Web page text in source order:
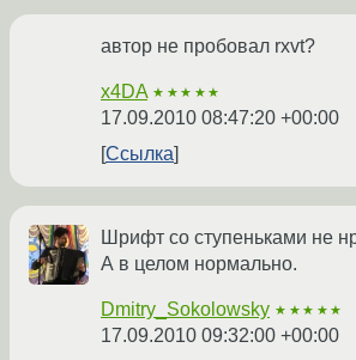
автор не пробовал rxvt?
x4DA ★★★★★
17.09.2010 08:47:20 +00:00
Ссылка
Шрифт со ступеньками не
А в целом нормально.
Dmitry_Sokolowsky ★★★★★
17.09.2010 09:32:00 +00:00